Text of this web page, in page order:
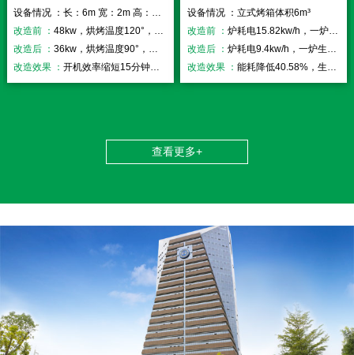
设备情况 ：长：6m 宽：2m 高：2.2m
改造前 ：48kw，烘烤温度120°，开机时间50分钟
改造后 ：36kw，烘烤温度90°，开机时间35分钟
改造效果 ：开机效率缩短15分钟，效率提高25%
设备情况 ：立式烤箱体积6m³
改造前 ： 炉耗电15.82kw/h，一炉生产时间52分钟
改造后 ： 炉耗电9.4kw/h，一炉生产时间33分钟
改造效果 ： 能耗降低40.58%，生产效率提高36.50%
查看更多+